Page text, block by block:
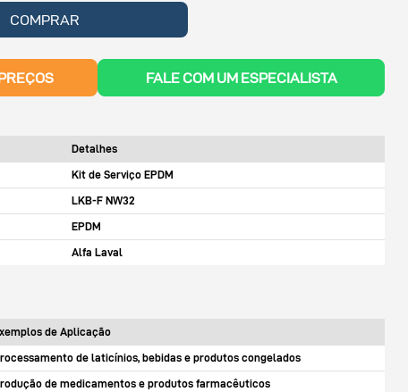
COMPRAR
FALE COM UM ESPECIALISTA
Detalhes
Kit de Serviço EPDM
LKB-F NW32
EPDM
Alfa Laval
de Aplicação
de laticínios, bebidas e produtos congelados
de medicamentos e produtos farmacêuticos